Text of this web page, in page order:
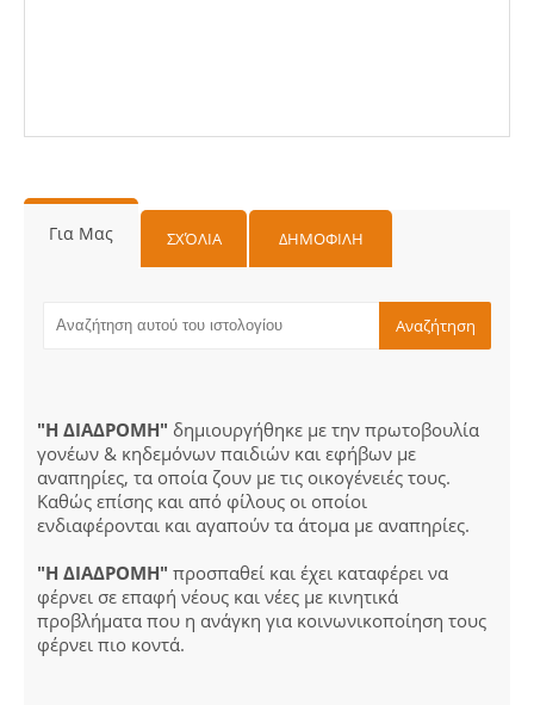
Για Μας ΣΧΌΛΙΑ ΔΗΜΟΦΙΛΗ
"Η ΔΙΑΔΡΟΜΗ" δημιουργήθηκε με την πρωτοβουλία
γονέων & κηδεμόνων παιδιών και εφήβων με
αναπηρίες, τα οποία ζουν με τις οικογένειές τους.
Καθώς επίσης και από φίλους οι οποίοι
ενδιαφέρονται και αγαπούν τα άτομα με αναπηρίες.
"Η ΔΙΑΔΡΟΜΗ" προσπαθεί και έχει καταφέρει να
φέρνει σε επαφή νέους και νέες με κινητικά
προβλήματα που η ανάγκη για κοινωνικοποίηση τους
φέρνει πιο κοντά.